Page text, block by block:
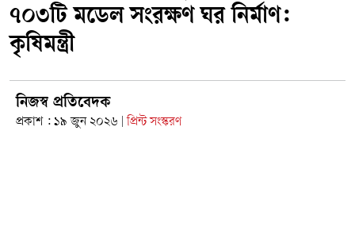
আলু চাষিদের ন্যায্যমূল্য নিশ্চিত করতে
৭০৩টি মডেল সংরক্ষণ ঘর নির্মাণ:
কৃষিমন্ত্রী